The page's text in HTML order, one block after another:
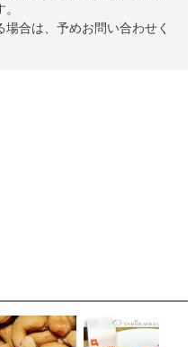
合は、予めお問い合わせく